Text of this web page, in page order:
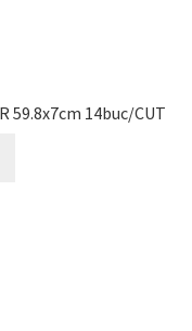
59.8x7cm 14buc/CUT